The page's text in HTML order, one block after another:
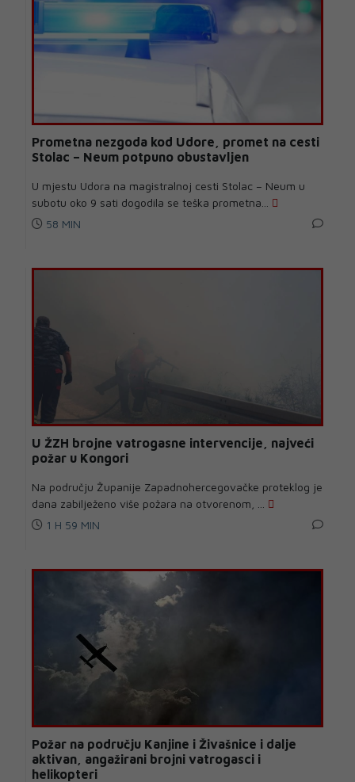
Prometna nezgoda kod Udore, promet na cesti
Stolac – Neum potpuno obustavljen
U mjestu Udora na magistralnoj cesti Stolac – Neum u
subotu oko 9 sati dogodila se teška prometna...
58 MIN
U ŽZH brojne vatrogasne intervencije, najveći
požar u Kongori
Na području Županije Zapadnohercegovačke proteklog je
dana zabilježeno više požara na otvorenom, ...
1 H 59 MIN
Požar na području Kanjine i Živašnice i dalje
aktivan, angažirani brojni vatrogasci i
helikopteri